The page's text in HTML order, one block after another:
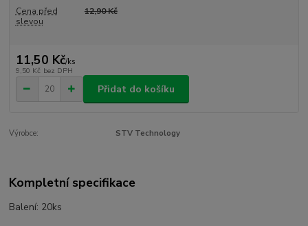
Cena před
slevou
12,90 Kč
11,50 Kč/ks
9,50 Kč bez DPH
Přidat do košíku
Výrobce: STV Technology
Kompletní specifikace
Balení: 20ks